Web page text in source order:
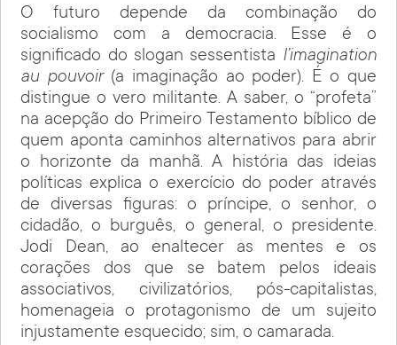
O futuro depende da combinação do
socialismo com a democracia. Esse é o
significado do slogan sessentista l’imagination
au pouvoir(a imaginação ao poder). É o que
distingue o vero militante. A saber, o “profeta”
na acepção do Primeiro Testamento bíblico de
quem aponta caminhos alternativos para abrir
o horizonte da manhã. A história das ideias
políticas explica o exercício do poder através
de diversas figuras: o príncipe, o senhor, o
cidadão, o burguês, o general, o presidente.
Jodi Dean, ao enaltecer as mentes e os
corações dos que se batem pelos ideais
associativos, civilizatórios, pós-capitalistas,
homenageia o protagonismo de um sujeito
injustamente esquecido; sim, o camarada.